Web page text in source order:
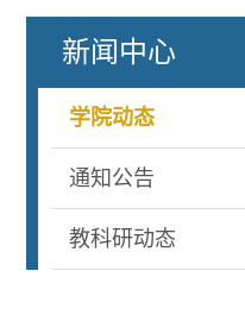
新闻中心
学院动态
通知公告
教科研动态